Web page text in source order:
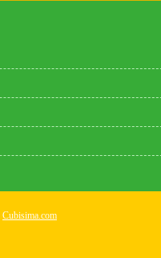
Cubisima.com